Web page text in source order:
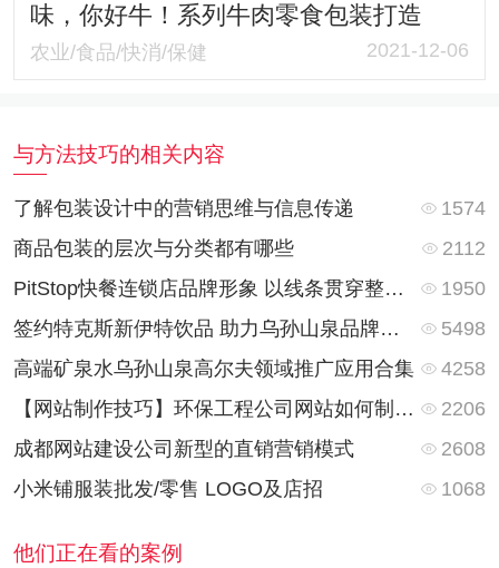
味，你好牛！系列牛肉零食包装打造
农业/食品/快消/保健 2021-12-06
与方法技巧的相关内容
了解包装设计中的营销思维与信息传递
1574
商品包装的层次与分类都有哪些
2112
PitStop快餐连锁店品牌形象 以线条贯穿整体视觉
1950
签约特克斯新伊特饮品 助力乌孙山泉品牌营销全案推广
5498
高端矿泉水乌孙山泉高尔夫领域推广应用合集
4258
【网站制作技巧】环保工程公司网站如何制作？网站栏目都有些什么内容？
2206
成都网站建设公司新型的直销营销模式
2608
小米铺服装批发/零售 LOGO及店招
1068
他们正在看的案例